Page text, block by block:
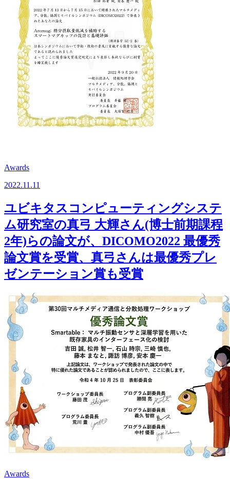
Awards
2022.11.11
ユビキタスコンピューティングシステ
ム研究室の真弓 大輝さん(博士前期課程
2年)らの論文が、DICOMO2022 最優秀
論文賞を受賞、真弓さんは最優秀プレ
ゼンテーション賞も受賞
Awards